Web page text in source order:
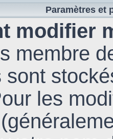
Paramètres et
modifier
membre
sont
les